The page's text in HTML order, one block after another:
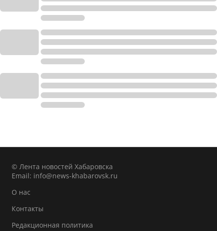
© Лента новостей Хабаровска
Email: info@news-khabarovsk.ru
О нас
Контакты
Редакционная политика